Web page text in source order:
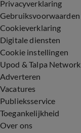
Privacyverklaring
Gebruiksvoorwaarden
Cookieverklaring
Digitale diensten
Cookie instellingen
Upod & Talpa Network
Adverteren
Vacatures
Publieksservice
Toegankelijkheid
Over ons